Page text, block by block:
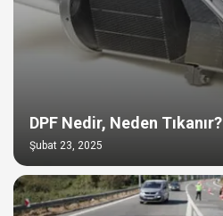
DPF Nedir, Neden Tıkanır?
Şubat 23, 2025